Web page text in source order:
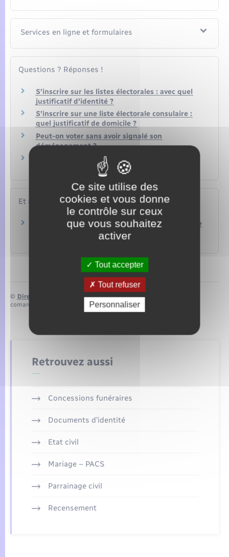
Services en ligne et formulaires
Questions ? Réponses !
S'inscrire sur les listes électorales : avec quel
justificatif d'identité ?
S'inscrire sur une liste électorale consulaire :
quel justificatif de domicile ?
Peut-on voter sans avoir signalé son
déménagement ?
Sans domicile stable ou fixe (SDF) : comment
obtenir une domiciliation ?
Et aussi
Vote d'un citoyen européen : quel justificatif de
domicile pour s'inscrire ?
Papiers – Citoyenneté – Élections
© Direction de l’information légale et administrative
comarquage developpé par
baseo.io
Retrouvez aussi
Concessions funéraires
Documents d’identité
Etat civil
Mariage – PACS
Parrainage civil
Recensement
Ce site utilise des
cookies et vous donne
le contrôle sur ceux
que vous souhaitez
activer
Tout accepter
Tout refuser
Personnaliser